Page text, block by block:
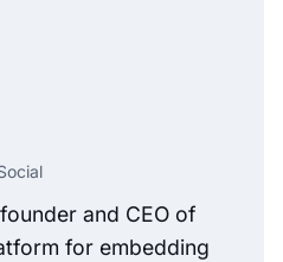
and CEO of
for embedding